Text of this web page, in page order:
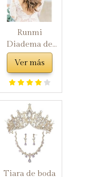
Runmi
Diadema de
novia con
perlas de vid
plateada,
accesorios para
el cabello de
novia de cristal,
diademas de
hojas de novia
para mujeres y
niñas
Ver más
Tiara de boda